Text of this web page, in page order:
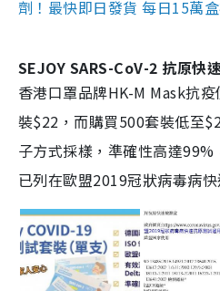
劑！最快即日發貨 每日15萬
SEJOY SARS-CoV-2 抗原快
香港口罩品牌HK-M Mask抗
裝$22，而購買500套裝低至
子方式採樣，準確性高達
已列在歐盟2019冠狀病毒病